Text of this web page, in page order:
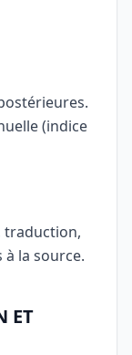
(indice
traduction,
la source.
ET